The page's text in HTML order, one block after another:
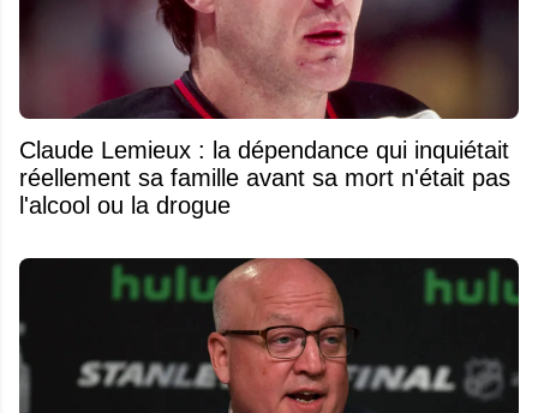
Claude Lemieux : la dépendance qui inquiétait
réellement sa famille avant sa mort n'était pas
l'alcool ou la drogue